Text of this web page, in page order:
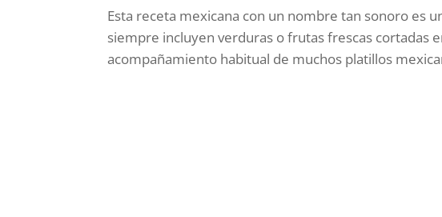
Esta receta mexicana con un nombre tan sonoro es
siempre incluyen verduras o frutas frescas cortadas
acompañamiento habitual de muchos platillos